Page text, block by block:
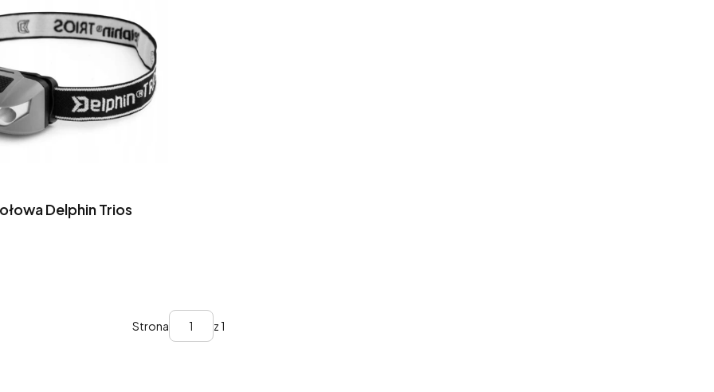
Delphin Trios
Strona z 1